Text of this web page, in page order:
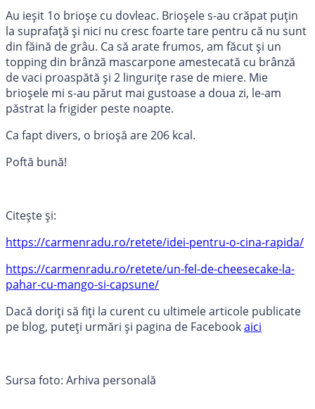
Au ieșit 1o brioșe cu dovleac. Brioșele s-au crăpat puțin
la suprafață și nici nu cresc foarte tare pentru că nu sunt
din făină de grâu. Ca să arate frumos, am făcut și un
topping din brânză mascarpone amestecată cu brânză
de vaci proaspătă și 2 lingurițe rase de miere. Mie
brioșele mi s-au părut mai gustoase a doua zi, le-am
păstrat la frigider peste noapte.
Ca fapt divers, o brioșă are 206 kcal.
Poftă bună!
Citește și:
https://carmenradu.ro/retete/idei-pentru-o-cina-rapida/
https://carmenradu.ro/retete/un-fel-de-cheesecake-la-
pahar-cu-mango-si-capsune/
Dacă doriți să fiți la curent cu ultimele articole publicate
pe blog, puteți urmări și pagina de Facebookaici
Sursa foto: Arhiva personală